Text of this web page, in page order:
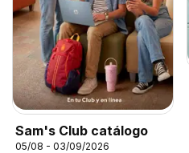
Sam's Club catálogo
05/08 - 03/09/2026